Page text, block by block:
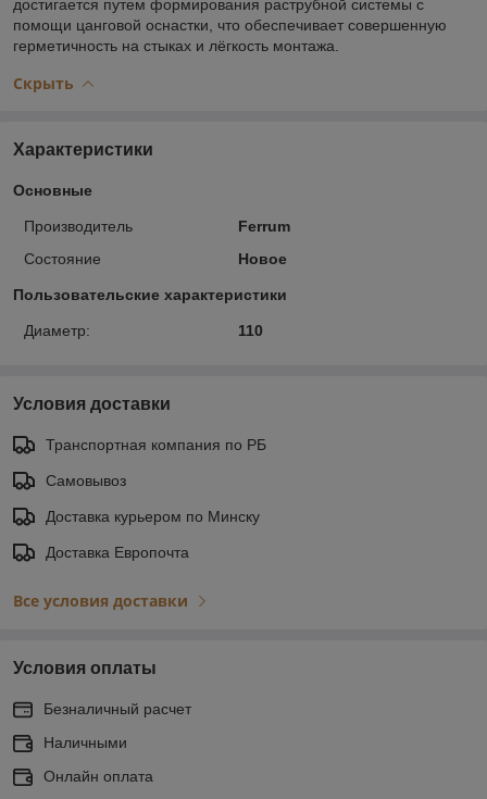
достигается путем формирования раструбной системы с
помощи цанговой оснастки, что обеспечивает совершенную
герметичность на стыках и лёгкость монтажа.
Скрыть
Характеристики
Основные
Производитель
Ferrum
Состояние
Новое
Пользовательские характеристики
Диаметр: 110
Условия доставки
Транспортная компания по РБ
Самовывоз
Доставка курьером по Минску
Доставка Европочта
Все условия доставки
Условия оплаты
Безналичный расчет
Наличными
Онлайн оплата